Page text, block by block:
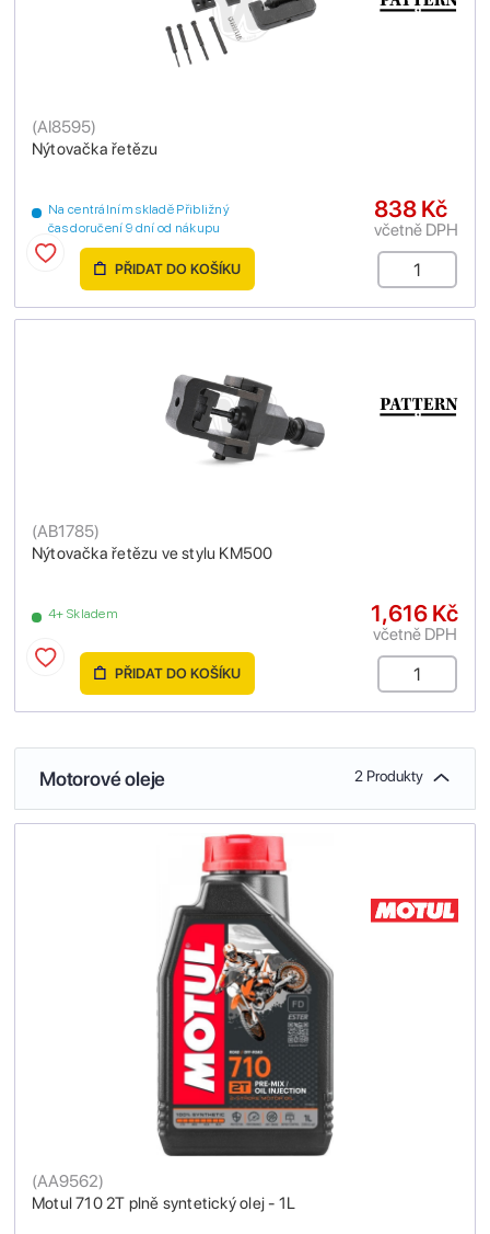
Nýtovačka řetězu
(AI8595)
Na centrálním skladě Přibližný
čas doručení 9 dní od nákupu
838 Kč
včetně DPH
PŘIDAT DO KOŠÍKU
Nýtovačka řetězu ve stylu KM500
(AB1785)
4+ Skladem 1,616 Kč
včetně DPH
PŘIDAT DO KOŠÍKU
Motorové oleje 2 Produkty
Motul 710 2T plně syntetický olej - 1L
(AA9562)